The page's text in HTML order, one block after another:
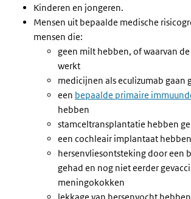
Kinderen en jongeren.
Mensen uit bepaalde medische
mensen die:
geen milt hebben, of waarvan
werkt
medicijnen als eculizumab gaan
een bepaalde primaire
hebben
stamceltransplantatie hebben
een cochleair implantaat hebben
hersenvliesontsteking door een
gehad en nog niet eerder
meningokokken